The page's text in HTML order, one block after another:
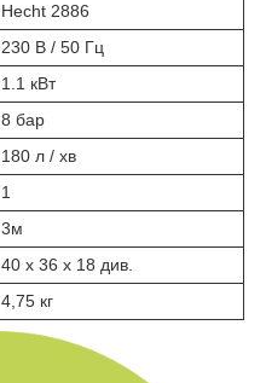
Hecht 2886
230 В / 50 Гц
1.1 кВт
8 бар
180 л / хв
1
3м
40 x 36 x 18 див.
4,75 кг